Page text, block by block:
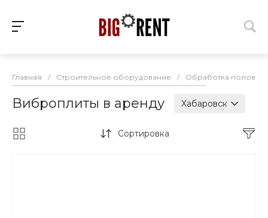
Главная / Строительное оборудование / Обработка полов
Виброплиты в аренду Хабаровск
Сортировка